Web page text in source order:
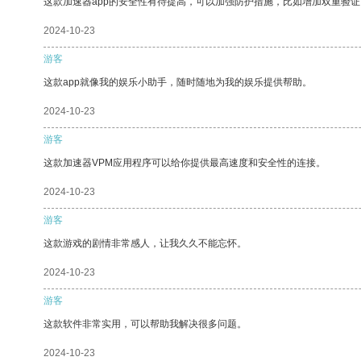
2024-10-23
游客
这款app就像我的娱乐小助手，随时随地为我的娱乐提供帮助。
2024-10-23
游客
这款加速器VPM应用程序可以给你提供最高速度和安全性的连接。
2024-10-23
游客
这款游戏的剧情非常感人，让我久久不能忘怀。
2024-10-23
游客
这款软件非常实用，可以帮助我解决很多问题。
2024-10-23